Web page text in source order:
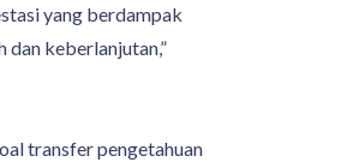
yang berdampak
dan keberlanjutan,”
transfer pengetahuan